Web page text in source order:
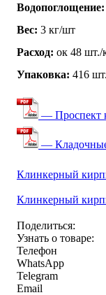
Водопоглощение:
Вес: 3 кг/шт
Расход: ок 48 шт./
Упаковка: 416
— Проспект
—
Клинкерный
Клинкерный
Поделиться:
Узнать о товаре:
Телефон
WhatsApp
Telegram
Email